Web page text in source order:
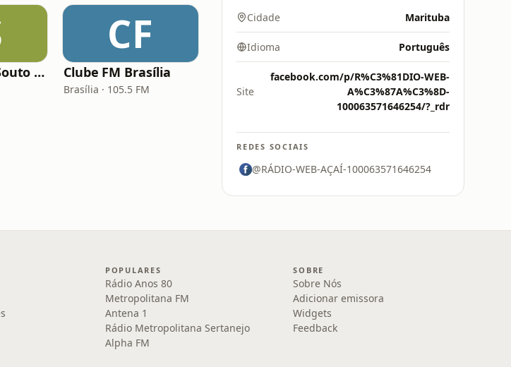
Rádio Studio Souto - Sertaneja
CF
Clube FM Brasília
Brasília · 105.5 FM
Cidade Marituba
Idioma Português
Site
facebook.com/p/R%C3%81DIO-WEB-
A%C3%87A%C3%8D-
100063571646254/?_rdr
REDES SOCIAIS
@RÁDIO-WEB-AÇAÍ-100063571646254
POPULARES
Rádio Anos 80
Metropolitana FM
Antena 1
Rádio Metropolitana Sertanejo
Alpha FM
SOBRE
Sobre Nós
Adicionar emissora
Widgets
Feedback